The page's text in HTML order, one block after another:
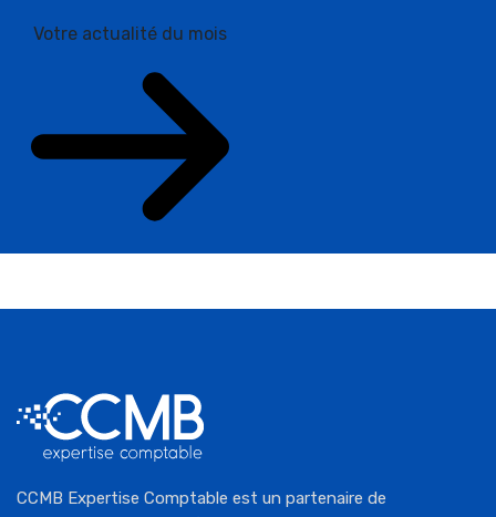
Votre actualité du mois
CCMB Expertise Comptable est un partenaire de